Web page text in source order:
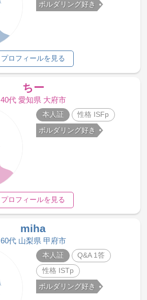
ボルダリング好き
プロフィールを見る
ちー
40代 愛知県 大府市
本人証 性格 ISFp
ボルダリング好き
プロフィールを見る
miha
60代 山梨県 甲府市
本人証
Q&A 1答
性格 ISTp
ボルダリング好き